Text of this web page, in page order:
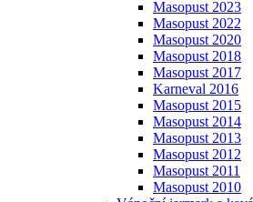
Masopust 2023
Masopust 2022
Masopust 2020
Masopust 2018
Masopust 2017
Karneval 2016
Masopust 2015
Masopust 2014
Masopust 2013
Masopust 2012
Masopust 2011
Masopust 2010